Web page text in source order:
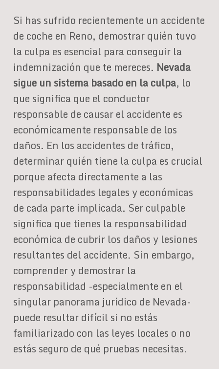
Si has sufrido recientemente un accidente
de coche en Reno, demostrar quién tuvo
la culpa es esencial para conseguir la
indemnización que te mereces. Nevada
sigue un sistema basado en la culpa, lo
que significa que el conductor
responsable de causar el accidente es
económicamente responsable de los
daños. En los accidentes de tráfico,
determinar quién tiene la culpa es crucial
porque afecta directamente a las
responsabilidades legales y económicas
de cada parte implicada. Ser culpable
significa que tienes la responsabilidad
económica de cubrir los daños y lesiones
resultantes del accidente. Sin embargo,
comprender y demostrar la
responsabilidad -especialmente en el
singular panorama jurídico de Nevada-
puede resultar difícil si no estás
familiarizado con las leyes locales o no
estás seguro de qué pruebas necesitas.